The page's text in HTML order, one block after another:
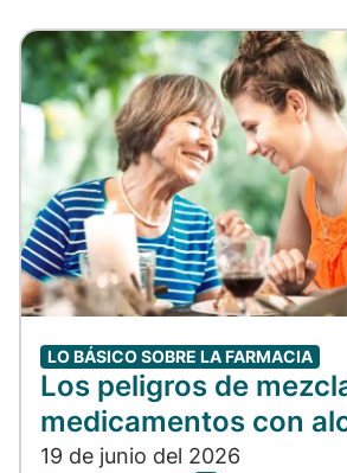
LO BÁSICO SOBRE LA FARMACIA
Los peligros de
medicamentos con
19 de junio del 2026